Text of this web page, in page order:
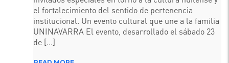
LA
TRADICIÓN
LA
IDENTIDAD
HUILENSE
el fortalecimiento del sentido de pertenencia
institucional. Un evento cultural que une a la familia
UNINAVARRA El evento, desarrollado el sábado 23
de [...]